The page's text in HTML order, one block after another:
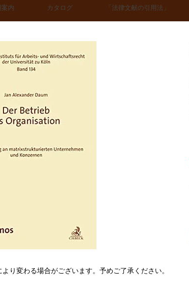
案内 カタログ 「法律文献の引用法」
り変わる場合がございます。予めご了承ください。